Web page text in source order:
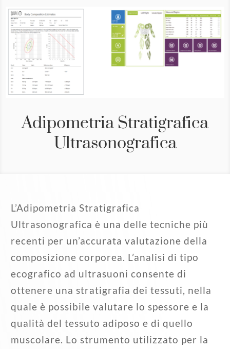
Adipometria Stratigrafica
Ultrasonografica
L’Adipometria Stratigrafica
Ultrasonografica è una delle tecniche più
recenti per un’accurata valutazione della
composizione corporea. L’analisi di tipo
ecografico ad ultrasuoni consente di
ottenere una stratigrafia dei tessuti, nella
quale è possibile valutare lo spessore e la
qualità del tessuto adiposo e di quello
muscolare. Lo strumento utilizzato per la